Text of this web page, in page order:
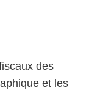
des
et les